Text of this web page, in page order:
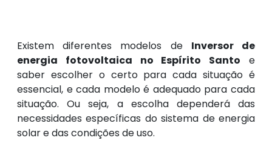
Existem diferentes modelos de Inversor de
energia fotovoltaica no Espírito Santo e
saber escolher o certo para cada situação é
essencial, e cada modelo é adequado para cada
situação. Ou seja, a escolha dependerá das
necessidades específicas do sistema de energia
solar e das condições de uso.